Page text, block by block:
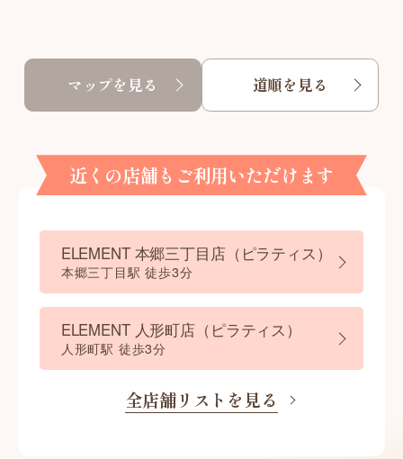
マップを見る 道順を見る
近くの店舗もご利用いただけます
ELEMENT 本郷三丁目店（ピラティス）
本郷三丁目駅 徒歩3分
ELEMENT 人形町店（ピラティス）
人形町駅 徒歩3分
全店舗リストを見る